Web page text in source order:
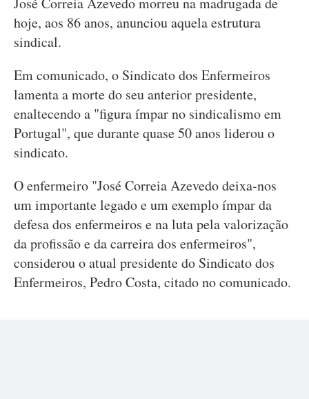
hoje, aos 86 anos, anunciou aquela estrutura
sindical.
Em comunicado, o Sindicato dos Enfermeiros
lamenta a morte do seu anterior presidente,
enaltecendo a "figura ímpar no sindicalismo em
Portugal", que durante quase 50 anos liderou o
sindicato.
O enfermeiro "José Correia Azevedo deixa-nos
um importante legado e um exemplo ímpar da
defesa dos enfermeiros e na luta pela valorização
da profissão e da carreira dos enfermeiros",
considerou o atual presidente do Sindicato dos
Enfermeiros, Pedro Costa, citado no comunicado.